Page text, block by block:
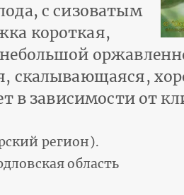
с сизоватым
короткая,
скалывающаяся,
в зависимости от
регион).
область